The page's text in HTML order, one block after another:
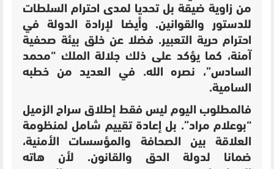
من زاوية ضيقة بل تحديا لمدى احترام السلطات
للدستور والقوانين. وأيضا لإرادة الدولة في
احترام حرية التعبير. فضلا عن خلق بيئة صحفية
آمنة، كما يؤكد على ذلك جلالة الملك “محمد
السادس”، نصره الله. في العديد من خطبه
السامية.
فالمطلوب اليوم ليس فقط إطلاق سراح الزميل
“بوعلام مراد”. بل إعادة تقييم شامل لمنظومة
العلاقة بين الصحافة والمؤسسات الأمنية،
ضمانا لدولة الحق والقانون. لأن هاته